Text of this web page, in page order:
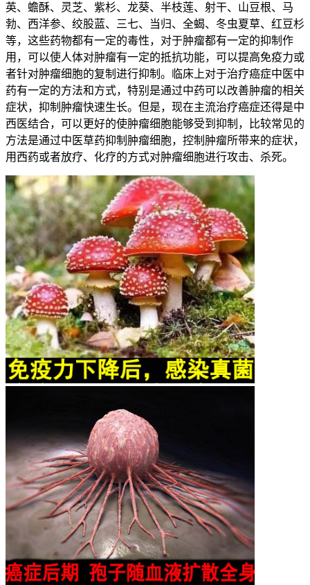
英、蟾酥、灵芝、紫杉、龙葵、半枝莲、射干、山豆根、马
勃、西洋参、绞股蓝、三七、当归、全蝎、冬虫夏草、红豆杉
等，这些药物都有一定的毒性，对于肿瘤都有一定的抑制作
用，可以使人体对肿瘤有一定的抵抗功能，可以提高免疫力或
者针对肿瘤细胞的复制进行抑制。临床上对于治疗癌症中医中
药有一定的方法和方式，特别是通过中药可以改善肿瘤的相关
症状，抑制肿瘤快速生长。但是，现在主流治疗癌症还得是中
西医结合，可以更好的使肿瘤细胞能够受到抑制，比较常见的
方法是通过中医草药抑制肿瘤细胞，控制肿瘤所带来的症状，
用西药或者放疗、化疗的方式对肿瘤细胞进行攻击、杀死。